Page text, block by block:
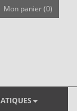
Mon panier (0)